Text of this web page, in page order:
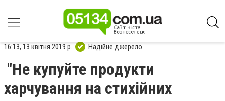
16:13, 13 квітня 2019 р. Надійне джерело
"Не купуйте продукти
харчування на стихійних